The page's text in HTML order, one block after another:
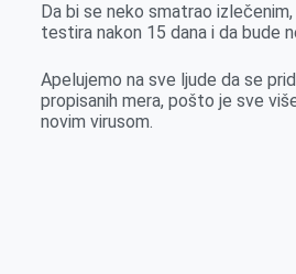
Da bi se neko smatrao
testira nakon 15 dana i da bude
Apelujemo na sve ljude da se
propisanih mera, pošto je sve
novim virusom.